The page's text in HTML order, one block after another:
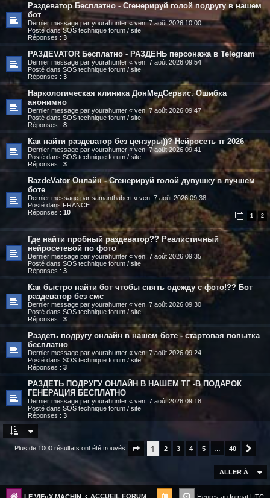
Раздеватор Бесплатно - Сгенерируй голой подругу в нашем
бот
Dernier message paryourahunter«ven. 7 août 2026 10:00
Posté dansSOS technique forum / site
Réponses : 3
РАЗДЕVATOR Бесплатно - РАЗДЕНЬ персонажа в Telegram
Dernier message par yourahunter « ven. 7 août 2026 09:54
Posté dans SOS technique forum / site
Réponses : 3
Наркологическая клиника ДонМедСервис. Ошибка
анонимно
Dernier message par yourahunter « ven. 7 août 2026 09:47
Posté dans SOS technique forum / site
Réponses : 8
Как найти раздеватор без цензуры))? Нейросеть тг 2026
Dernier message par yourahunter « ven. 7 août 2026 09:41
Posté dans SOS technique forum / site
Réponses : 3
RazdeVator Онлайн - Сгенерируй голой дувушку в лучшем
боте
Dernier message par samanthabert « ven. 7 août 2026 09:38
Posté dans FRANCE
Réponses : 10 1 2
Где найти пробный раздеватор?? Реалистичный
нейросетевой по фото
Dernier message par yourahunter « ven. 7 août 2026 09:35
Posté dans SOS technique forum / site
Réponses : 3
Как быстро найти бот чтобы снять одежду с фото!?? Бот
раздеватор без смс
Dernier message par yourahunter « ven. 7 août 2026 09:30
Posté dans SOS technique forum / site
Réponses : 3
Раздеть подругу онлайн в нашем боте - стартовая попытка
бесплатно
Dernier message par yourahunter « ven. 7 août 2026 09:24
Posté dans SOS technique forum / site
Réponses : 3
РАЗДЕТЬ ПОДРУГУ ОНЛАЙН В НАШЕМ ТГ -В ПОДАРОК
ГЕНЕРАЦИЯ БЕСПЛАТНО
Dernier message par yourahunter « ven. 7 août 2026 09:18
Posté dans SOS technique forum / site
Réponses : 3
Plus de 1000 résultats ont été trouvés Page sur 40
1 2 3 4 5 40
ALLER À
LE VIEuX MACHIN ACCUEIL FORUM Heures au format UTC